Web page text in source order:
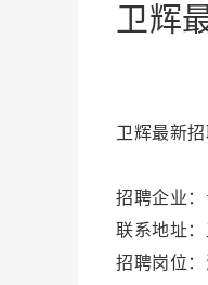
卫辉
卫辉最新
招聘企业：
联系地址：
招聘岗位：